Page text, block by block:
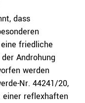
dass
friedliche
Androhung
werden
Nr. 44241/20,
einer reflexhaften